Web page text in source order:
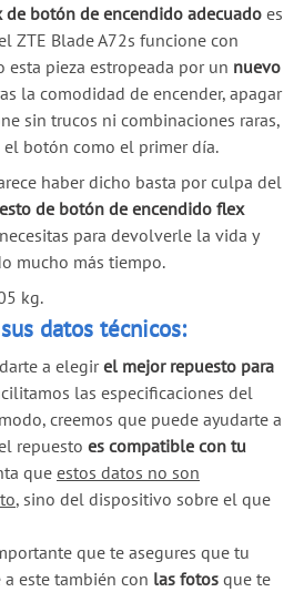
de botón de encendido adecuado es
ZTE Blade A72s funcione con
esta pieza estropeada por un nuevo
la comodidad de encender, apagar
sin trucos ni combinaciones raras,
botón como el primer día.
haber dicho basta por culpa del
de botón de encendido flex
para devolverle la vida y
mucho más tiempo.
kg.
datos técnicos:
a elegirel mejor repuesto para
las especificaciones del
creemos que puede ayudarte a
repuesto es compatible con tu
que estos datos no son
, sino del dispositivo sobre el que
que te asegures que tu
este también con las fotos que te